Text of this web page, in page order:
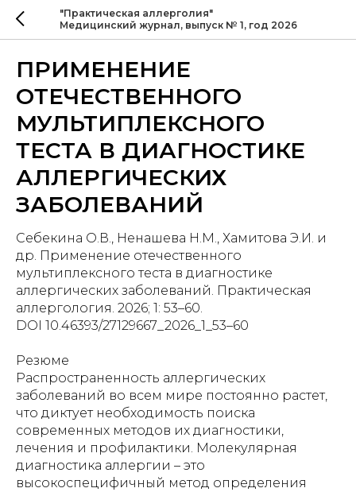
"Практическая аллерголия"
Медицинский журнал, выпуск № 1, год 2026
ПРИМЕНЕНИЕ
ОТЕЧЕСТВЕННОГО
МУЛЬТИПЛЕКСНОГО
ТЕСТА В ДИАГНОСТИКЕ
АЛЛЕРГИЧЕСКИХ
ЗАБОЛЕВАНИЙ
Себекина О.В., Ненашева Н.М., Хамитова Э.И. и
др. Применение отечественного
мультиплексного теста в диагностике
аллергических заболеваний. Практическая
аллергология. 2026; 1: 53–60.
DOI 10.46393/27129667_2026_1_53–60
Резюме
Распространенность аллергических
заболеваний во всем мире постоянно растет,
что диктует необходимость поиска
современных методов их диагностики,
лечения и профилактики. Молекулярная
диагностика аллергии – это
высокоспецифичный метод определения